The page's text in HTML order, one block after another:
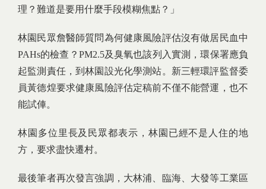
理？難道是要用什麼手段模糊焦點？」
林園民眾詹醫師質問為何健康風險評估沒有做居民血中
PAHs的檢查？PM2.5及臭氧也該列入實測，環保署應負
起監測責任，到林園設光化學測站。新三輕環評監督委
員黃德煌要求健康風險評估定稿前不僅不能營運，也不
能試俥。
林園多位里長及民眾都表示，林園已經不是人住的地
方，要求盡快遷村。
最後筆者再次發言強調，大林浦、臨海、大發等工業區